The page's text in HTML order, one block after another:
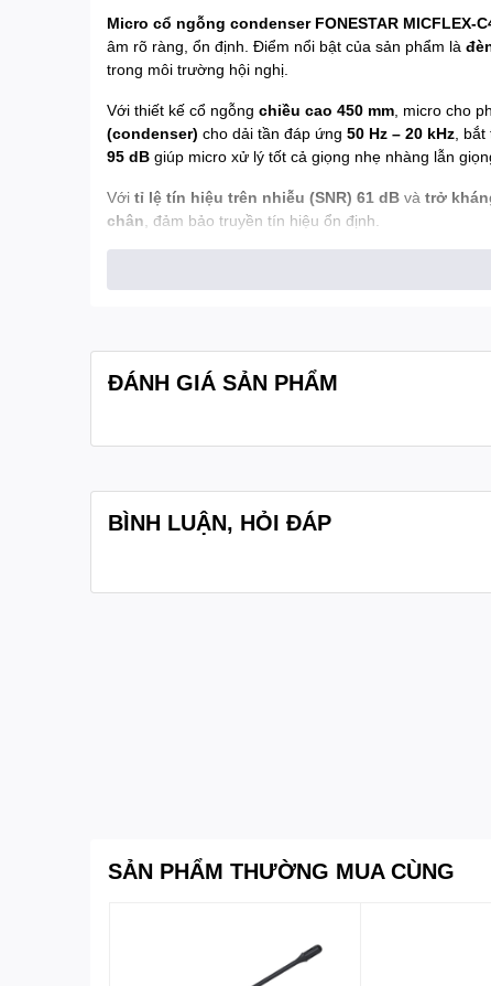
Micro cổ ngỗng condenser FONESTAR MICFLEX-
âm rõ ràng, ổn định. Điểm nổi bật của sản phẩm là
trong môi trường hội nghị.
Với thiết kế cổ ngỗng chiều cao 450 mm , micro cho
(condenser) cho dải tần đáp ứng 50 Hz – 20 kHz ,
95 dB giúp micro xử lý tốt cả giọng nhẹ nhàng lẫn
Với tỉ lệ tín hiệu trên nhiễu (SNR) 61 dB và trở
chân , đảm bảo truyền tín hiệu ổn định.
,
ĐÁNH GIÁ SẢN PHẨM
BÌNH LUẬN, HỎI ĐÁP
SẢN PHẨM THƯỜNG MUA CÙNG